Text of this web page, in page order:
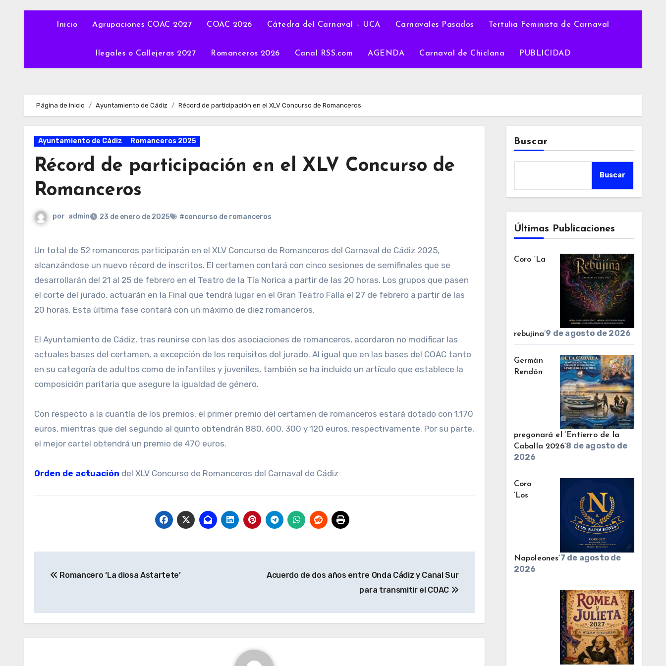
Inicio Agrupaciones COAC 2027 COAC 2026 Cátedra del Carnaval – UCA Carnavales Pasados Tertulia Feminista de Carnaval
Ilegales o Callejeras 2027 Romanceros 2026 Canal RSS.com AGENDA Carnaval de Chiclana PUBLICIDAD
Página de inicio Ayuntamiento de Cádiz Récord de participación en el XLV Concurso de Romanceros
Ayuntamiento de Cádiz Romanceros 2025
Récord de participación en el XLV Concurso de
Romanceros
por admin 23 de enero de 2025 #concurso de romanceros
Un total de 52 romanceros participarán en el XLV Concurso de Romanceros del Carnaval de Cádiz 2025,
alcanzándose un nuevo récord de inscritos. El certamen contará con cinco sesiones de semifinales que se
desarrollarán del 21 al 25 de febrero en el Teatro de la Tía Norica a partir de las 20 horas. Los grupos que pasen
el corte del jurado, actuarán en la Final que tendrá lugar en el Gran Teatro Falla el 27 de febrero a partir de las
20 horas. Esta última fase contará con un máximo de diez romanceros.
El Ayuntamiento de Cádiz, tras reunirse con las dos asociaciones de romanceros, acordaron no modificar las
actuales bases del certamen, a excepción de los requisitos del jurado. Al igual que en las bases del COAC tanto
en su categoría de adultos como de infantiles y juveniles, también se ha incluido un artículo que establece la
composición paritaria que asegure la igualdad de género.
Con respecto a la cuantía de los premios, el primer premio del certamen de romanceros estará dotado con 1.170
euros, mientras que del segundo al quinto obtendrán 880, 600, 300 y 120 euros, respectivamente. Por su parte,
el mejor cartel obtendrá un premio de 470 euros.
Orden de actuación del XLV Concurso de Romanceros del Carnaval de Cádiz
de
Romancero ‘La diosa Astartete’
Acuerdo de dos años entre Onda Cádiz y Canal Sur
para transmitir el COAC
Buscar
Buscar
Últimas Publicaciones
Coro ‘La
rebujina’9 de agosto de 2026
Germán
Rendón
pregonará el ‘Entierro de la
Caballa 2026’8 de agosto de
2026
Coro
‘Los
Napoleones’7 de agosto de
2026